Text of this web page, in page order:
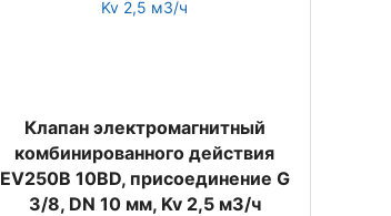
Клапан электромагнитный
комбинированного действия
EV250B 10BD, присоединение G
3/8, DN 10 мм, Kv 2,5 м3/ч